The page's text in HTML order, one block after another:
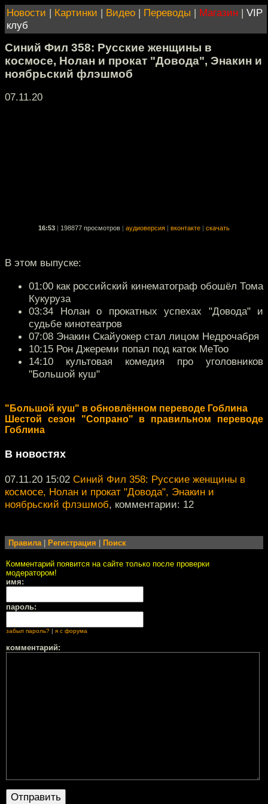
Новости | Картинки | Видео | Переводы | Магазин | VIP
клуб
Синий Фил 358: Русские женщины в
космосе, Нолан и прокат "Довода", Энакин и
ноябрьский флэшмоб
07.11.20
16:53 198877 просмотров аудиоверсия вконтакте скачать
В этом выпуске:
01:00 как российский кинематограф обошёл Тома
Кукуруза
03:34 Нолан о прокатных успехах "Довода" и
судьбе кинотеатров
07:08 Энакин Скайуокер стал лицом Недрочабря
10:15 Рон Джереми попал под каток MeToo
14:10 культовая комедия про уголовников
"Большой куш"
"Большой куш" в обновлённом переводе Гоблина
Шестой сезон "Сопрано" в правильном переводе
Гоблина
В новостях
07.11.20 15:02 Синий Фил 358: Русские женщины в
космосе, Нолан и прокат "Довода", Энакин и
ноябрьский флэшмоб, комментарии: 12
Правила| Регистрация Поиск
Комментарий появится на сайте только после проверки
модератором!
имя:
пароль:
забыл пароль? | я с форума
комментарий: